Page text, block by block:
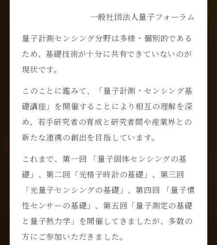
一般社団法人量子フォーラム
量子計測センシング分野は多様・個別的である
ため、基礎技術が十分に共有できていないのが
現状です。
このことに鑑みて、「量子計測・センシング基
礎講座」を開催することにより相互の理解を深
め、若手研究者の育成と研究者間や産業界との
新たな連携の創出を目指しています。
これまで、第一回 「量子固体センシングの基
礎」、第二回「光格子時計の基礎」、第三回
「光量子センシングの基礎」、第四回 「量子慣
性センサーの基礎」、第五回「量子測定の基礎
と量子熱力学」を開催してきましたが、多数の
方にご参加いただきました。